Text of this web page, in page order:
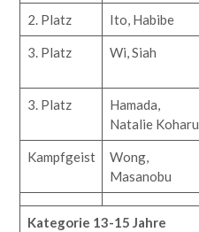
2. Platz Ito, Habibe
3. Platz Wi, Siah
3. Platz
Hamada,
Natalie Koharu
Kampfgeist
Wong,
Masanobu
Kategorie 13-15 Jahre